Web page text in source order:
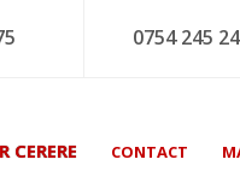
0754 245
CERERE CONTACT